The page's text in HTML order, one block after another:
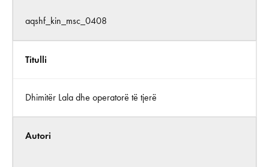
aqshf_kin_msc_0408
Titulli
Dhimitër Lala dhe operatorë të tjerë
Autori